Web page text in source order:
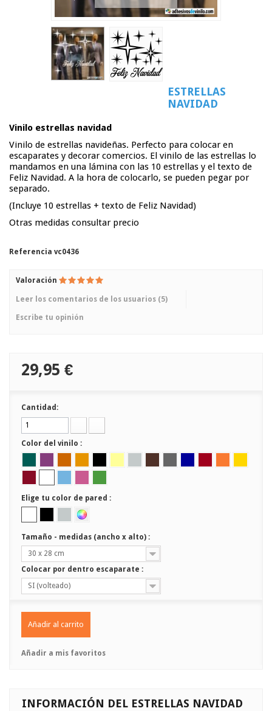
ESTRELLAS
NAVIDAD
Vinilo estrellas navidad
Vinilo de estrellas navideñas. Perfecto para colocar en
escaparates y decorar comercios. El vinilo de las estrellas lo
mandamos en una lámina con las 10 estrellas y el texto de
Feliz Navidad. A la hora de colocarlo, se pueden pegar por
separado.
(Incluye 10 estrellas + texto de Feliz Navidad)
Otras medidas consultar precio
Referencia vc0436
Valoración
Leer los comentarios de los usuarios (5)
Escribe tu opinión
29,95 €
Cantidad:
Color del vinilo :
Elige tu color de pared :
Tamaño - medidas (ancho x alto) :
30 x 28 cm
Colocar por dentro escaparate :
SI (volteado)
Añadir al carrito
Añadir a mis favoritos
INFORMACIÓN DEL ESTRELLAS NAVIDAD